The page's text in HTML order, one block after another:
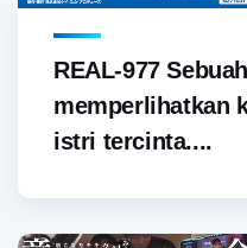
REAL-977
memperlihatkan
istri tercinta....